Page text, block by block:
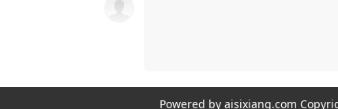
Powered by aisixiang.com